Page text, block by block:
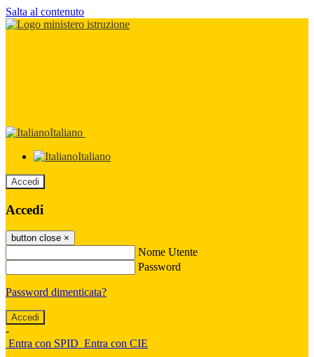
Salta al contenuto
Italiano
Italiano
Accedi
Accedi
button close ×
Nome Utente
Password
Password dimenticata?
-
Entra con SPID Entra con CIE